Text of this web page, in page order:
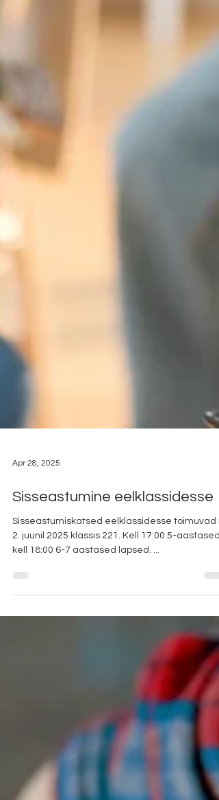
Sisseastumine eelklassidesse
Sisseastumiskatsed eelklassidesse toimuvad E
kell 18:00 6-7 aastased lapsed. ...